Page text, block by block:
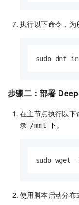
执行以下命令，为
sudo dnf
步骤二：部署
在主节点执行以下
录 /mnt 下。
sudo wget
使用脚本启动分布